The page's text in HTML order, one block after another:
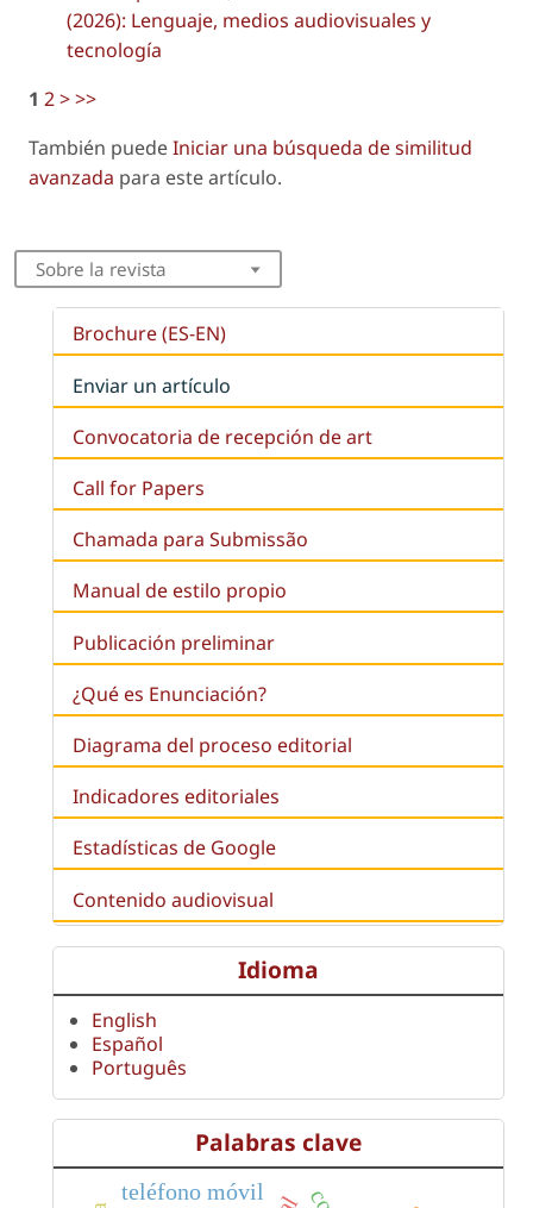
(2026): Lenguaje, medios audiovisuales y
tecnología
1 2>>>
También puedeIniciar una búsqueda de similitud
avanzada para este artículo.
Sobre la revista
Brochure (ES-EN)
Enviar un artículo
Convocatoria de recepción de art
Call for Papers
Chamada para Submissão
Manual de estilo propio
Publicación preliminar
¿Qué es Enunciación?
Diagrama del proceso editorial
Indicadores editoriales
Estadísticas de Google
Contenido audiovisual
Idioma
English
Español
Português
Palabras clave
teléfono móvil